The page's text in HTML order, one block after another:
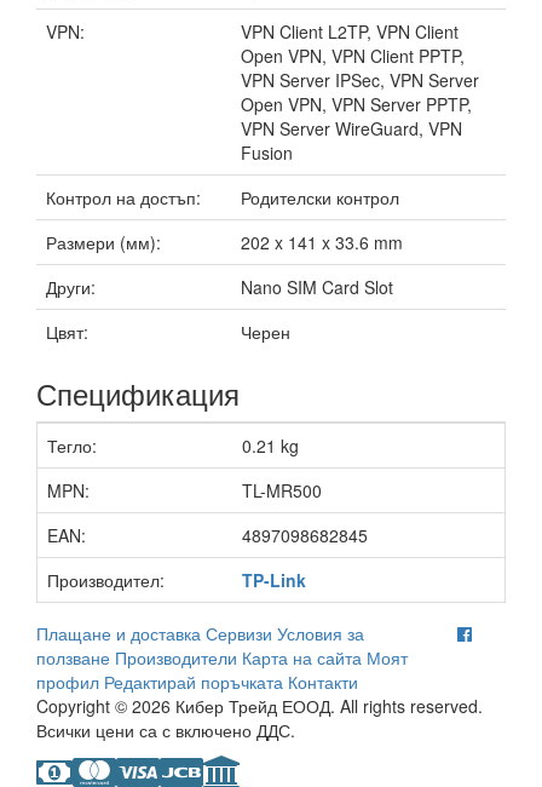
VPN:
VPN Client L2TP, VPN Client
Open VPN, VPN Client PPTP,
VPN Server IPSec, VPN Server
Open VPN, VPN Server PPTP,
VPN Server WireGuard, VPN
Fusion
Контрол на достъп:
Родителски контрол
Размери (мм):
202 x 141 x 33.6 mm
Други:
Nano SIM Card Slot
Цвят:
Черен
Спецификация
Тегло:
0.21 kg
MPN:
TL-MR500
EAN:
4897098682845
Производител:
TP-Link
Плащане и доставка Сервизи Условия за
ползване Производители Карта на сайта Моят
профил Редактирай поръчката Контакти
Copyright © 2026 Кибер Трейд ЕООД. All rights reserved.
Всички цени са с включено ДДС.